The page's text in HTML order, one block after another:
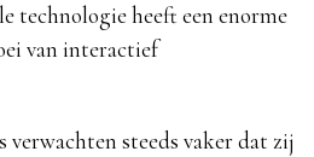
technologie heeft een enorme
van interactief
steeds vaker dat zij